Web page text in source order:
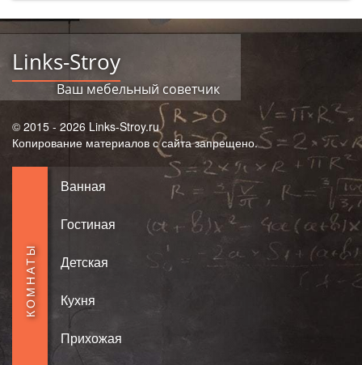
Links-Stroy
Ваш мебельный советчик
© 2015 - 2026 Links-Stroy.ru
Копирование материалов с сайта запрещено.
КОМНАТЫ
Ванная
Гостиная
Детская
Кухня
Прихожая